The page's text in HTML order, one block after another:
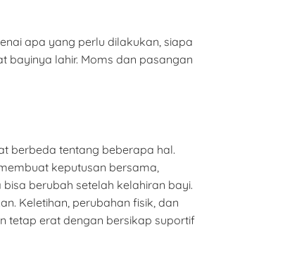
apa yang perlu dilakukan, siapa
bayinya lahir. Moms dan pasangan
berbeda tentang beberapa hal.
keputusan bersama,
berubah setelah kelahiran bayi.
Keletihan, perubahan fisik, dan
tetap erat dengan bersikap suportif